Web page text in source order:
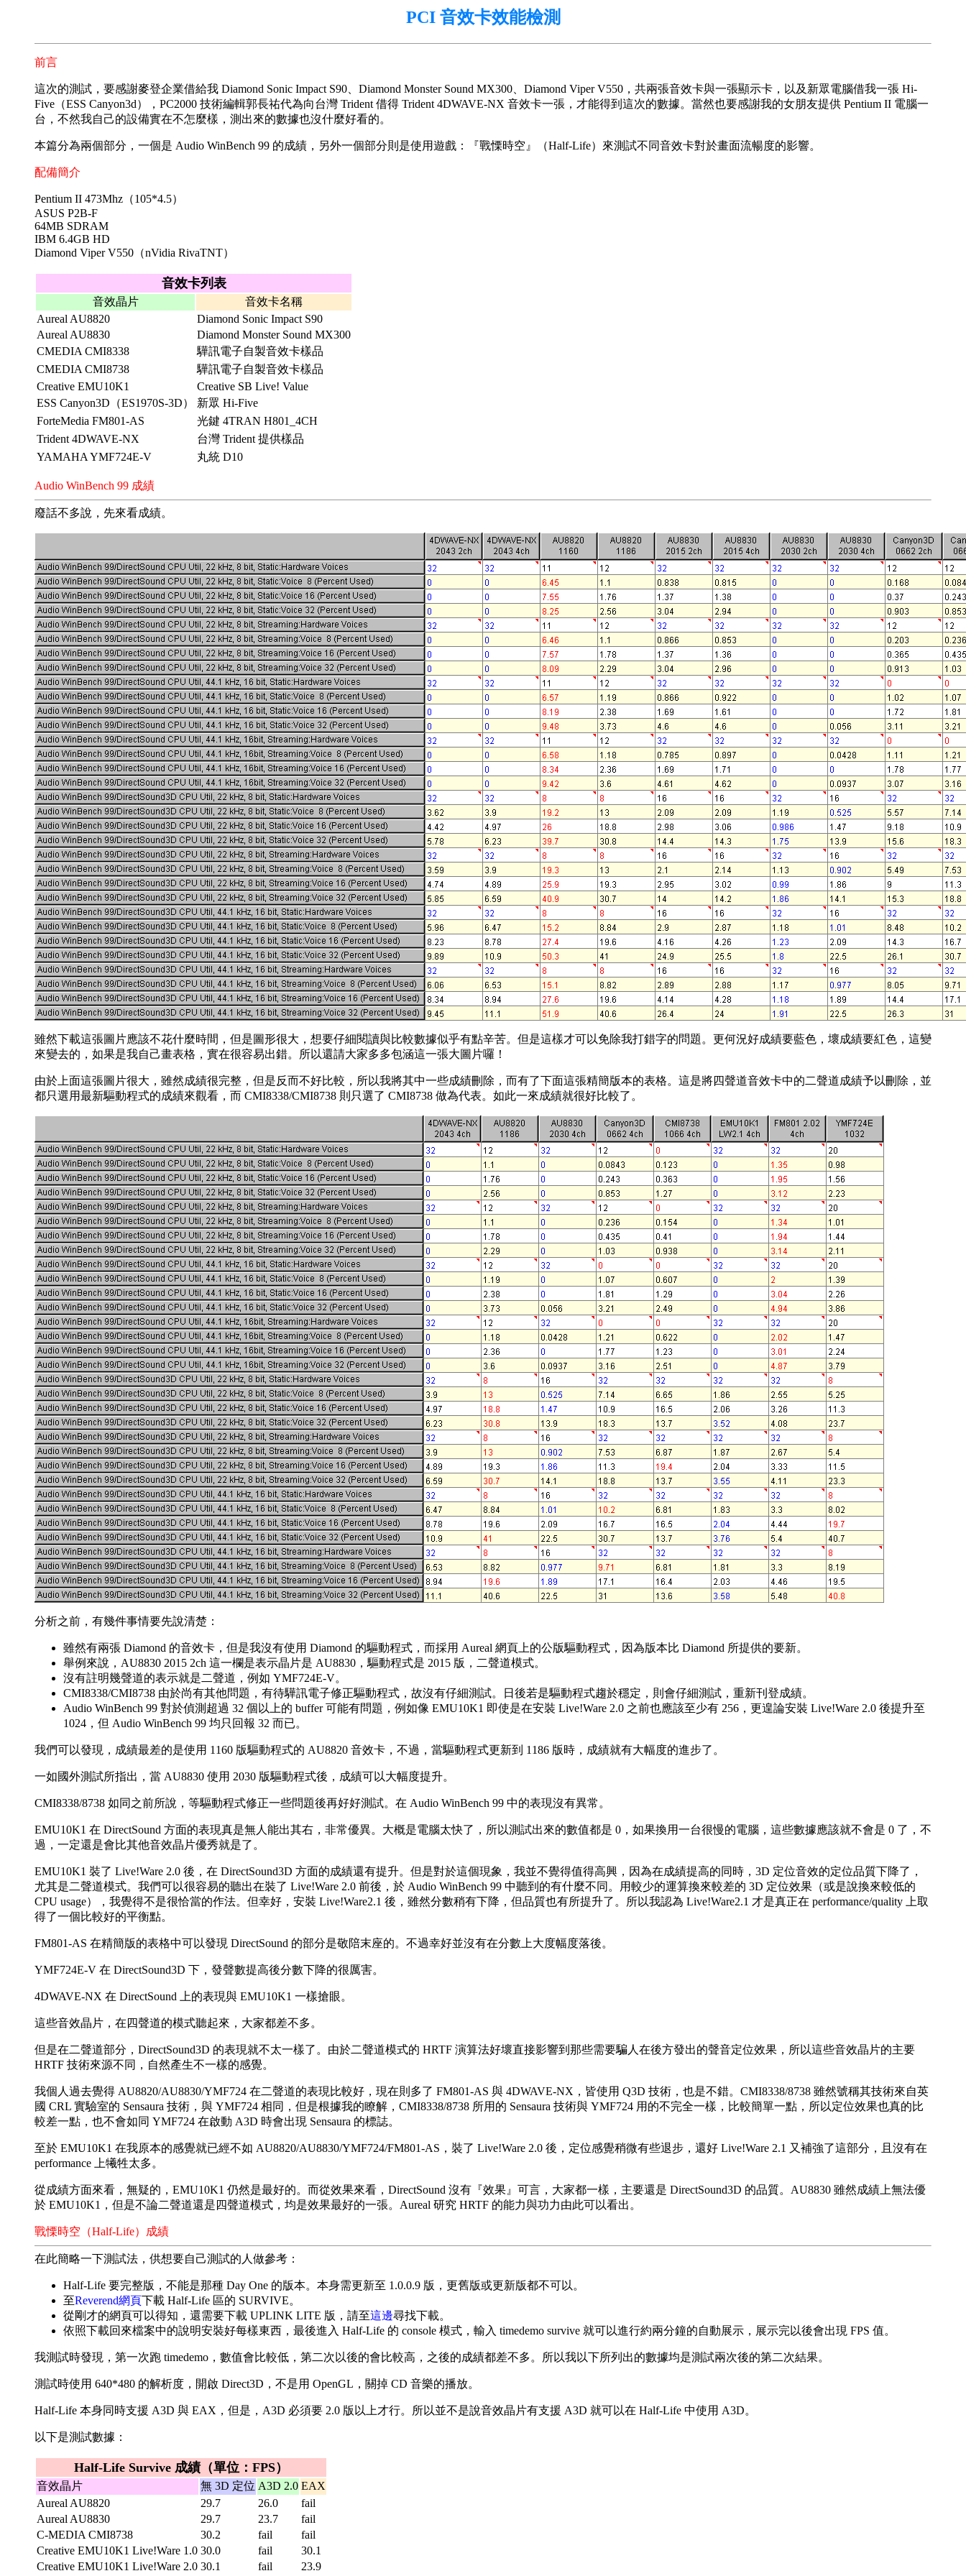
PCI 音效卡效能檢測
前言
這次的測試，要感謝麥登企業借給我 Diamond Sonic Impact S90、Diamond Monster Sound MX300、Diamond Viper V550，共兩張音效卡與一張顯示卡，以及新眾電腦借我一張 Hi-
Five（ESS Canyon3d），PC2000 技術編輯郭長祐代為向台灣 Trident 借得 Trident 4DWAVE-NX 音效卡一張，才能得到這次的數據。當然也要感謝我的女朋友提供 Pentium II 電腦一
台，不然我自己的設備實在不怎麼樣，測出來的數據也沒什麼好看的。
本篇分為兩個部分，一個是 Audio WinBench 99 的成績，另外一個部分則是使用遊戲：『戰慄時空』（Half-Life）來測試不同音效卡對於畫面流暢度的影響。
配備簡介
Pentium II 473Mhz（105*4.5）
ASUS P2B-F
64MB SDRAM
IBM 6.4GB HD
Diamond Viper V550（nVidia RivaTNT）
音效卡列表
音效晶片
音效卡名稱
Aureal AU8820
Diamond Sonic Impact S90
Aureal AU8830
Diamond Monster Sound MX300
CMEDIA CMI8338
驊訊電子自製音效卡樣品
CMEDIA CMI8738
驊訊電子自製音效卡樣品
Creative EMU10K1
Creative SB Live! Value
ESS Canyon3D（ES1970S-3D）
新眾 Hi-Five
ForteMedia FM801-AS
光鍵 4TRAN H801_4CH
Trident 4DWAVE-NX
台灣 Trident 提供樣品
YAMAHA YMF724E-V
丸統 D10
Audio WinBench 99 成績
廢話不多說，先來看成績。
雖然下載這張圖片應該不花什麼時間，但是圖形很大，想要仔細閱讀與比較數據似乎有點辛苦。但是這樣才可以免除我打錯字的問題。更何況好成績要藍色，壞成績要紅色，這變
來變去的，如果是我自己畫表格，實在很容易出錯。所以還請大家多多包涵這一張大圖片囉！
由於上面這張圖片很大，雖然成績很完整，但是反而不好比較，所以我將其中一些成績刪除，而有了下面這張精簡版本的表格。這是將四聲道音效卡中的二聲道成績予以刪除，並
都只選用最新驅動程式的成績來觀看，而 CMI8338/CMI8738 則只選了 CMI8738 做為代表。如此一來成績就很好比較了。
分析之前，有幾件事情要先說清楚：
雖然有兩張 Diamond 的音效卡，但是我沒有使用 Diamond 的驅動程式，而採用 Aureal 網頁上的公版驅動程式，因為版本比 Diamond 所提供的要新。
舉例來說，AU8830 2015 2ch 這一欄是表示晶片是 AU8830，驅動程式是 2015 版，二聲道模式。
沒有註明幾聲道的表示就是二聲道，例如 YMF724E-V。
CMI8338/CMI8738 由於尚有其他問題，有待驊訊電子修正驅動程式，故沒有仔細測試。日後若是驅動程式趨於穩定，則會仔細測試，重新刊登成績。
Audio WinBench 99 對於偵測超過 32 個以上的 buffer 可能有問題，例如像 EMU10K1 即使是在安裝 Live!Ware 2.0 之前也應該至少有 256，更遑論安裝 Live!Ware 2.0 後提升至
1024，但 Audio WinBench 99 均只回報 32 而已。
我們可以發現，成績最差的是使用 1160 版驅動程式的 AU8820 音效卡，不過，當驅動程式更新到 1186 版時，成績就有大幅度的進步了。
一如國外測試所指出，當 AU8830 使用 2030 版驅動程式後，成績可以大幅度提升。
CMI8338/8738 如同之前所說，等驅動程式修正一些問題後再好好測試。在 Audio WinBench 99 中的表現沒有異常。
EMU10K1 在 DirectSound 方面的表現真是無人能出其右，非常優異。大概是電腦太快了，所以測試出來的數值都是 0，如果換用一台很慢的電腦，這些數據應該就不會是 0 了，不
過，一定還是會比其他音效晶片優秀就是了。
EMU10K1 裝了 Live!Ware 2.0 後，在 DirectSound3D 方面的成績還有提升。但是對於這個現象，我並不覺得值得高興，因為在成績提高的同時，3D 定位音效的定位品質下降了，
尤其是二聲道模式。我們可以很容易的聽出在裝了 Live!Ware 2.0 前後，於 Audio WinBench 99 中聽到的有什麼不同。用較少的運算換來較差的 3D 定位效果（或是說換來較低的
CPU usage），我覺得不是很恰當的作法。但幸好，安裝 Live!Ware2.1 後，雖然分數稍有下降，但品質也有所提升了。所以我認為 Live!Ware2.1 才是真正在 performance/quality 上取
得了一個比較好的平衡點。
FM801-AS 在精簡版的表格中可以發現 DirectSound 的部分是敬陪末座的。不過幸好並沒有在分數上大度幅度落後。
YMF724E-V 在 DirectSound3D 下，發聲數提高後分數下降的很厲害。
4DWAVE-NX 在 DirectSound 上的表現與 EMU10K1 一樣搶眼。
這些音效晶片，在四聲道的模式聽起來，大家都差不多。
但是在二聲道部分，DirectSound3D 的表現就不太一樣了。由於二聲道模式的 HRTF 演算法好壞直接影響到那些需要騙人在後方發出的聲音定位效果，所以這些音效晶片的主要
HRTF 技術來源不同，自然產生不一樣的感覺。
我個人過去覺得 AU8820/AU8830/YMF724 在二聲道的表現比較好，現在則多了 FM801-AS 與 4DWAVE-NX，皆使用 Q3D 技術，也是不錯。CMI8338/8738 雖然號稱其技術來自英
國 CRL 實驗室的 Sensaura 技術，與 YMF724 相同，但是根據我的瞭解，CMI8338/8738 所用的 Sensaura 技術與 YMF724 用的不完全一樣，比較簡單一點，所以定位效果也真的比
較差一點，也不會如同 YMF724 在啟動 A3D 時會出現 Sensaura 的標誌。
至於 EMU10K1 在我原本的感覺就已經不如 AU8820/AU8830/YMF724/FM801-AS，裝了 Live!Ware 2.0 後，定位感覺稍微有些退步，還好 Live!Ware 2.1 又補強了這部分，且沒有在
performance 上犧牲太多。
從成績方面來看，無疑的，EMU10K1 仍然是最好的。而從效果來看，DirectSound 沒有『效果』可言，大家都一樣，主要還是 DirectSound3D 的品質。AU8830 雖然成績上無法優
於 EMU10K1，但是不論二聲道還是四聲道模式，均是效果最好的一張。Aureal 研究 HRTF 的能力與功力由此可以看出。
戰慄時空（Half-Life）成績
在此簡略一下測試法，供想要自己測試的人做參考：
Half-Life 要完整版，不能是那種 Day One 的版本。本身需更新至 1.0.0.9 版，更舊版或更新版都不可以。
至Reverend網頁下載 Half-Life 區的 SURVIVE。
從剛才的網頁可以得知，還需要下載 UPLINK LITE 版，請至這邊尋找下載。
依照下載回來檔案中的說明安裝好每樣東西，最後進入 Half-Life 的 console 模式，輸入 timedemo survive 就可以進行約兩分鐘的自動展示，展示完以後會出現 FPS 值。
我測試時發現，第一次跑 timedemo，數值會比較低，第二次以後的會比較高，之後的成績都差不多。所以我以下所列出的數據均是測試兩次後的第二次結果。
測試時使用 640*480 的解析度，開啟 Direct3D，不是用 OpenGL，關掉 CD 音樂的播放。
Half-Life 本身同時支援 A3D 與 EAX，但是，A3D 必須要 2.0 版以上才行。所以並不是說音效晶片有支援 A3D 就可以在 Half-Life 中使用 A3D。
以下是測試數據：
Half-Life Survive 成績（單位：FPS）
音效晶片 無 3D 定位 A3D 2.0 EAX
Aureal AU8820
29.7 26.0
fail
Aureal AU8830
29.7 23.7
fail
C-MEDIA CMI8738
30.2 fail
fail
Creative EMU10K1 Live!Ware 1.0 30.0 fail
30.1
Creative EMU10K1 Live!Ware 2.0 30.1 fail
23.9